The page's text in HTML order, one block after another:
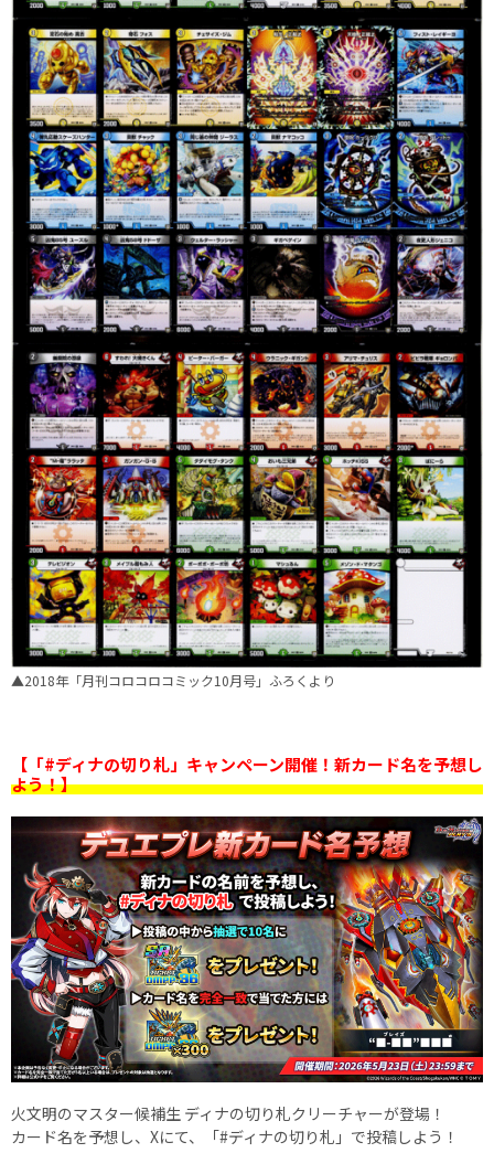
▲2018年「月刊コロコロコミック10月号」ふろくより
【「#ディナの切り札」キャンペーン開催！新カード名を予想し
よう！】
火文明のマスター候補生 ディナの切り札クリーチャーが登場！
カード名を予想し、Xにて、「#ディナの切り札」で投稿しよう！